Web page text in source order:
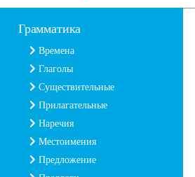
Грамматика
Времена
Глаголы
Существительные
Прилагательные
Наречия
Местоимения
Предложение